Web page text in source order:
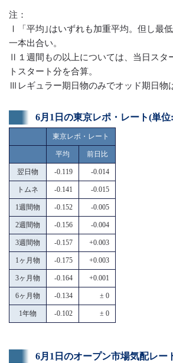
注：
Ⅰ「平均｣はいずれも加重平均。但し最
一本出合い。
Ⅱ１週間もの以上については、当日スタ
トスタート分を合算。
Ⅲレギュラー期日物のみでオッド期日物
6月1日の東京レポ・レート(単
東京レポ・レート
平均 前日比
翌日物 -0.119 -0.014
トムネ -0.141 -0.015
1週間物 -0.152 -0.005
2週間物 -0.156 -0.004
3週間物 -0.157 +0.003
1ヶ月物 -0.175 +0.003
3ヶ月物 -0.164 +0.001
6ヶ月物 -0.134 ± 0
1年物 -0.102 ± 0
6月1日のオープン市場気配レー